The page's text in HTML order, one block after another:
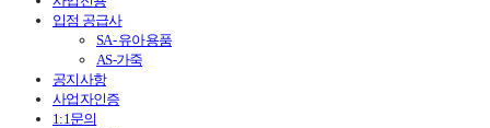
입점 공급사
SA- 유아용품
AS-가죽
공지사항
사업자인증
1:1문의